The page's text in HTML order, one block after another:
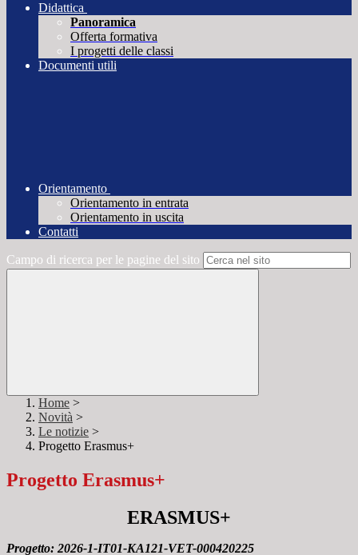
Didattica
Panoramica
Offerta formativa
I progetti delle classi
Documenti utili
Orientamento
Orientamento in entrata
Orientamento in uscita
Contatti
Campo di ricerca per le pagine del sito
Home >
Novità >
Le notizie >
Progetto Erasmus+
Progetto Erasmus+
ERASMUS+
Progetto: 2026-1-IT01-KA121-VET-000420225